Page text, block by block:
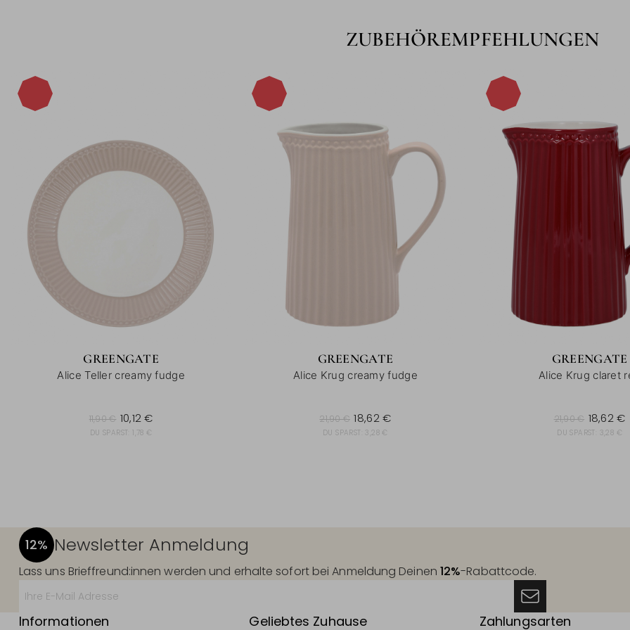
ZUBEHÖREMPFEHLUNGEN
GREENGATE
Alice Teller creamy fudge
11,90 € 10,12 €
DU SPARST: 1,78 €
GREENGATE
Alice Krug creamy fudge
21,90 € 18,62 €
DU SPARST: 3,28 €
GREENGATE
Alice Krug claret
21,90 € 18,62 €
DU SPARST: 3,28 €
12% Newsletter Anmeldung
Lass uns Brieffreund:innen werden und erhalte sofort bei Anmeldung Deinen 12%-Rabattcode.
Informationen Geliebtes Zuhause Zahlungsarten